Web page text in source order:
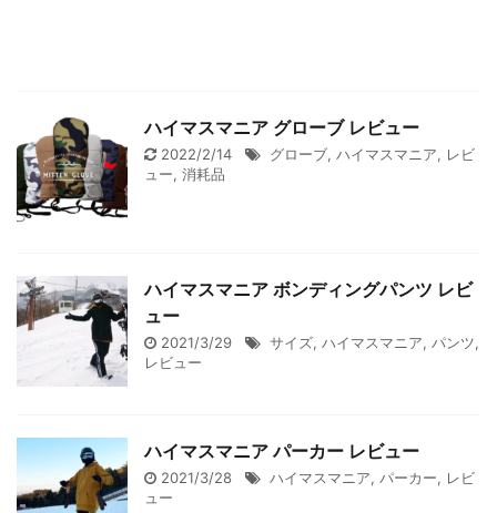
ハイマスマニア グローブ レビュー
2022/2/14 グローブ, ハイマスマニア, レビ
ュー, 消耗品
ハイマスマニア ボンディングパンツ レビ
ュー
2021/3/29 サイズ, ハイマスマニア, パンツ,
レビュー
ハイマスマニア パーカー レビュー
2021/3/28 ハイマスマニア, パーカー, レビ
ュー